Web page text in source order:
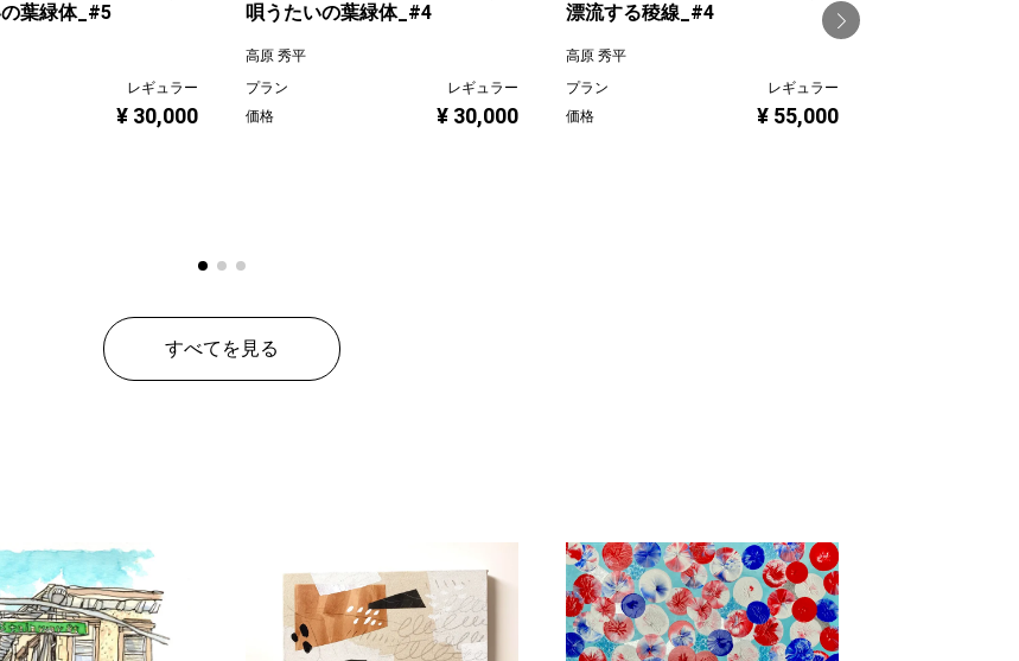
葉緑体_#5
レギュラー
¥ 30,000
唄うたいの葉緑体_#4
高原 秀平
プラン
レギュラー
価格
¥ 30,000
漂流する稜線_#4
高原 秀平
プラン
レギュラー
価格
¥ 55,000
すべてを見る